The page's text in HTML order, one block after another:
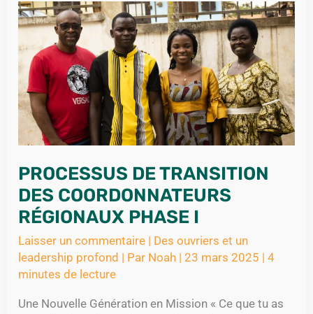
PROCESSUS DE TRANSITION
DES COORDONNATEURS
RÉGIONAUX PHASE I
Laisser un commentaire | Des ouvriers et un
leadership profond | Par Noah |23 mars 2025 |4
minutes de lecture
Une Nouvelle Génération en Mission « Ce que tu as
TRANSITION
DES
COORDONNATEURS
RÉGIONAUX
PHASE
I